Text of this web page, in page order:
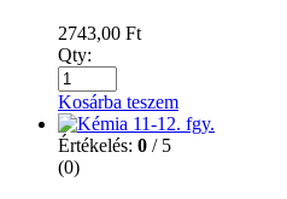
2743,00 Ft
Qty:
Kosárba teszem
Értékelés: 0 / 5
(0)